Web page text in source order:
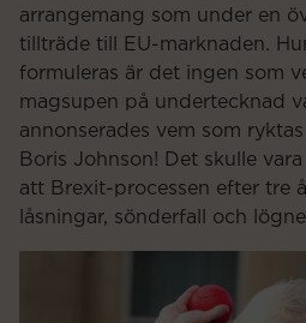
arrangemang som under en
tillträde till EU-marknaden.
formuleras är det ingen som
magsupen på undertecknad
annonserades vem som
Boris Johnson! Det skulle
att Brexit-processen efter tre
låsningar, sönderfall och